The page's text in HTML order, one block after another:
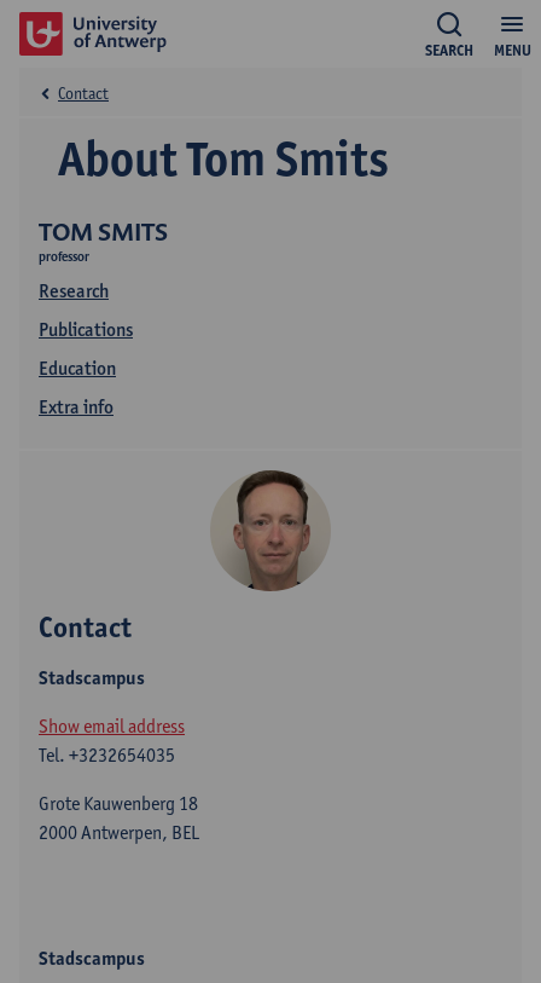
MENU
SEARCH
TOM SMITS
professor
Research
Publications
Education
Extra info
About Tom Smits
Contact
Contact
Stadscampus
Show email address
Tel. +3232654035
Grote Kauwenberg 18
2000 Antwerpen, BEL
Stadscampus